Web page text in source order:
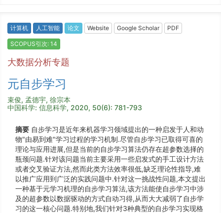
计算机 人工智能 论文 Website Google Scholar PDF
SCOPUS引次: 14
大数据分析专题
元自步学习
束俊, 孟德宇, 徐宗本
中国科学: 信息科学, 2020, 50(6): 781-793
摘要 自步学习是近年来机器学习领域提出的一种启发于人和动
物"由易到难"学习过程的学习机制.尽管自步学习已取得可喜的
理论与应用进展,但是当前的自步学习算法仍存在超参数选择的
瓶颈问题.针对该问题当前主要采用一些启发式的手工设计方法
或者交叉验证方法,然而此类方法效率很低,缺乏理论性指导,难
以推广应用到广泛的实践问题中.针对这一挑战性问题,本文提出
一种基于元学习机理的自步学习算法,该方法能使自步学习中涉
及的超参数以数据驱动的方式自动习得,从而大大减弱了自步学
习的这一核心问题.特别地,我们针对3种典型的自步学习实现格